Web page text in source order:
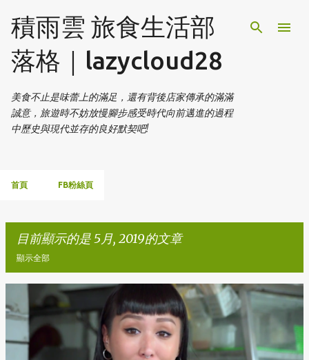
跳到主要內容
積雨雲 旅食生活部
落格｜lazycloud28
美食不止是味蕾上的滿足，還有背後店家傳承的滿滿
誠意，旅遊時不妨放慢腳步感受時代向前邁進的過程
中歷史與現代並存的良好默契吧!
首頁 FB粉絲頁
目前顯示的是 5月, 2019的文章
顯示全部
發